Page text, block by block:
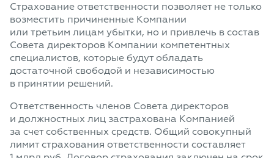
Страхование ответственности позволяет не только
возместить причиненные Компании
или третьим лицам убытки, но и привлечь в состав
Совета директоров Компании компетентных
специалистов, которые будут обладать
достаточной свободой и независимостью
в принятии решений.
Ответственность членов Совета директоров
и должностных лиц застрахована Компанией
за счет собственных средств. Общий совокупный
лимит страхования ответственности составляет